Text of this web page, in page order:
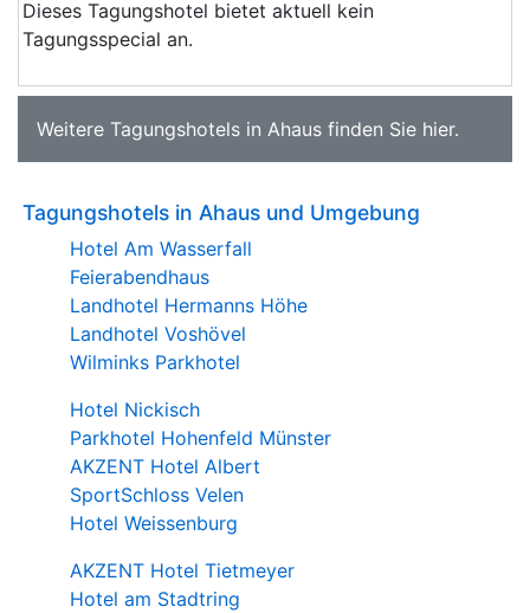
Dieses Tagungshotel bietet aktuell kein
Tagungsspecial an.
Weitere Tagungshotels in Ahaus finden Sie hier.
Tagungshotels in Ahaus und Umgebung
Hotel Am Wasserfall
Feierabendhaus
Landhotel Hermanns Höhe
Landhotel Voshövel
Wilminks Parkhotel
Hotel Nickisch
Parkhotel Hohenfeld Münster
AKZENT Hotel Albert
SportSchloss Velen
Hotel Weissenburg
AKZENT Hotel Tietmeyer
Hotel am Stadtring